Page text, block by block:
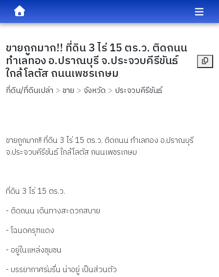
ขายถูกมาก!! ที่ดิน 3 ไร่ 15 ตร.ว. ติดถนน
ทำเลทอง อ.ปราณบุรี จ.ประจวบคีรีขันธ์
ใกล้โลตัส ถนนเพชรเกษม
ที่ดิน/ที่ดินเปล่า ขาย จังหวัด ประจวบคีรีขันธ์
ขายถูกมาก!! ที่ดิน 3 ไร่ 15 ตร.ว. ติดถนน ทำเลทอง อ.ปราณบุรี
จ.ประจวบคีรีขันธ์ ใกล้โลตัส ถนนเพชรเกษม
ที่ดิน 3 ไร่ 15 ตร.ว.
- ติดถนน เดินทางสะดวกสบาย
- โฉนดครุฑแดง
- อยู่ในแหล่งชุมชน
- บรรยากาศร่มรื่น น่าอยู่ เป็นส่วนตัว